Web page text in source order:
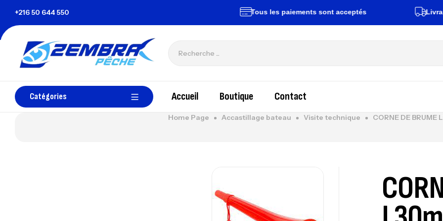
+216 50 644 550zembrapechetunisie@gmail.com Tous les paiements sont acceptés
Catégories Accueil Boutique Contact
Home Page Accastillage bateau Visite technique CORNE DE